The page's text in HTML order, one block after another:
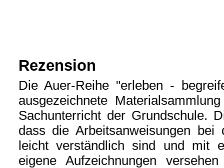
Rezension
Die Auer-Reihe "erleben -
ausgezeichnete
Sachunterricht der Grundschule.
dass die Arbeitsanweisungen bei
leicht verständlich sind und mit
eigene Aufzeichnungen